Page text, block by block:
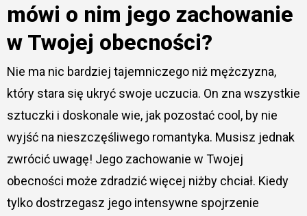
mówi o nim jego zachowanie
w Twojej obecności?
Nie ma nic bardziej tajemniczego niż mężczyzna,
który stara się ukryć swoje uczucia. On zna wszystkie
sztuczki i doskonale wie, jak pozostać cool, by nie
wyjść na nieszczęśliwego romantyka. Musisz jednak
zwrócić uwagę! Jego zachowanie w Twojej
obecności może zdradzić więcej niżby chciał. Kiedy
tylko dostrzegasz jego intensywne spojrzenie